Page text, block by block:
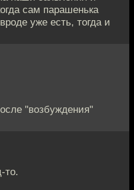
сам парашенька
уже есть, тогда и
"возбуждения"
то.